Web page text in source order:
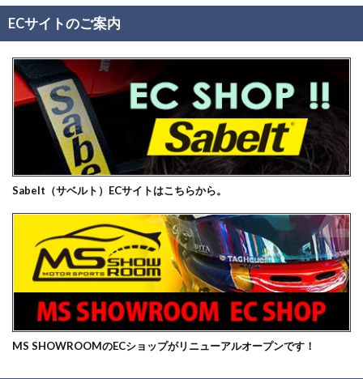
ECサイトのご案内
Sabelt（サベルト）ECサイトはこちらから。
MS SHOWROOMのECショップがリニューアルオープンです！